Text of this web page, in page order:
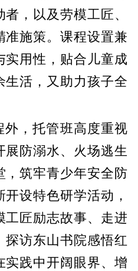
，以及劳模工匠、
准施策。课程设置兼
实用性，贴合儿童成
生活，又助力孩子全
外，托管班高度重视
展防溺水、火场逃生
，筑牢青少年安全防
设特色研学活动，
工匠励志故事、走进
探访东山书院感悟红
实践中开阔眼界、增